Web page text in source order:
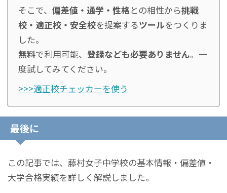
そこで、 偏差値・通学・性格との相性から挑戦
校・適正校・安全校を提案するツールをつくりま
した。
無料で利用可能、 登録なども必要ありません。一
度試してみてください。
>>>適正校チェッカーを使う
最後に
この記事では、藤村女子中学校の基本情報・偏差値・
大学合格実績を詳しく解説しました。